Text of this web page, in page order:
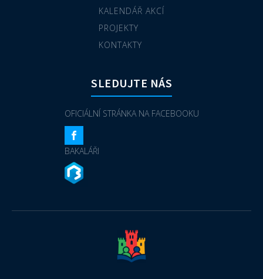
KALENDÁŘ AKCÍ
PROJEKTY
KONTAKTY
SLEDUJTE NÁS
OFICIÁLNÍ STRÁNKA NA FACEBOOKU
BAKALÁŘI